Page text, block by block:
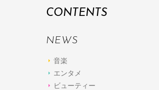
CONTENTS
NEWS
音楽
エンタメ
ビューティー